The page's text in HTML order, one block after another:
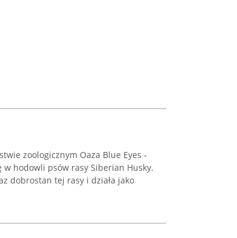
zoologicznym Oaza Blue Eyes -
hodowli psów rasy Siberian Husky.
dobrostan tej rasy i działa jako